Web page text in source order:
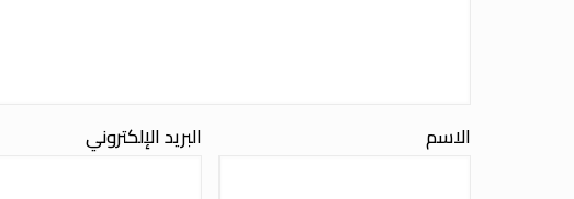
الاسم البريد الإلكتروني